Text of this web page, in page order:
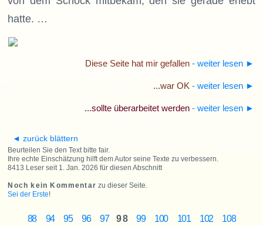
hatte. …
Diese Seite hat mir gefallen- weiter lesen ►
...war OK - weiter lesen ►
...sollte überarbeitet werden - weiter lesen ►
◄ zurück blättern
Beurteilen Sie den Text bitte fair.
Ihre echte Einschätzung hilft dem Autor seine Texte zu verbessern.
8413 Leser seit 1. Jan. 2026 für diesen Abschnitt
Noch kein Kommentar zu dieser Seite.
Sei der Erste!
88 94 95 96 97 98 99 100 101 102 108